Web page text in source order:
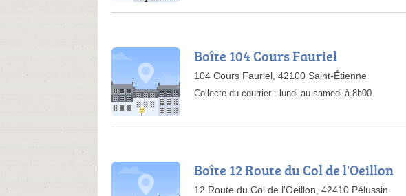
Boîte 104 Cours Fauriel
104 Cours Fauriel, 42100 Saint-Étienne
Collecte du courrier : lundi au samedi à 8h00
Boîte 12 Route du Col de l'Oeillon
12 Route du Col de l'Oeillon, 42410 Pélussin